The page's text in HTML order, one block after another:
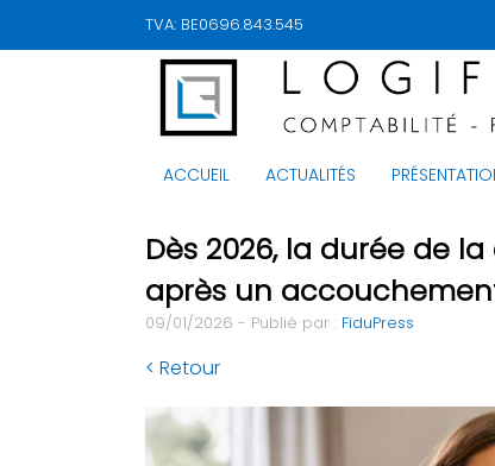
TVA: BE0696.843.545
ACCUEIL ACTUALITÉS
Dès 2026, la durée de
après un
09/01/2026 - Publié par : FiduPress
< Retour